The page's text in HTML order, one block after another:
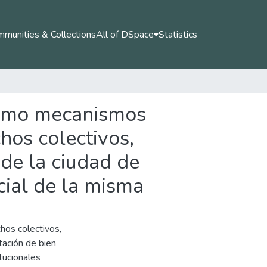
& CollectionsAll of DSpace Statistics
mecanismos
colectivos,
la ciudad de
de la misma
colectivos,
de bien